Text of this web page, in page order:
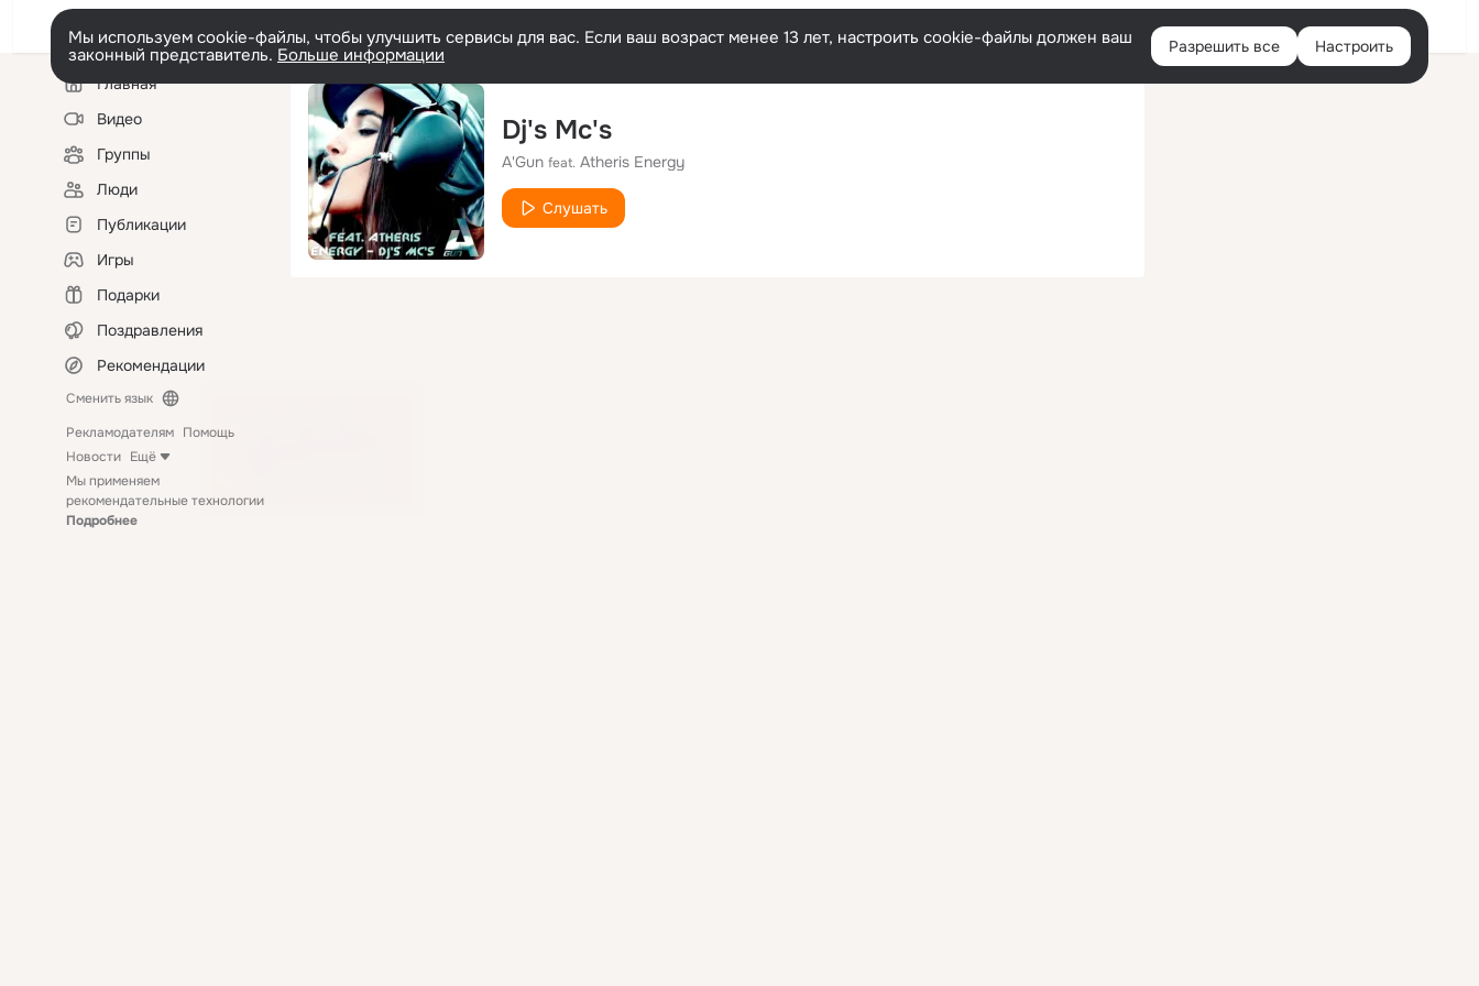
Войти
Мы используем cookie-файлы, чтобы улучшить сервисы для вас. Если ваш возраст менее 13 лет, настроить cookie-файлы должен ваш
законный представитель. Больше информации Разрешить все Настроить
Левая
колонкаГлавная
Видео
Группы
Люди
Публикации
Игры
Подарки
Поздравления
Рекомендации
Сменить язык
Рекламодателям Помощь
Новости Ещё
Мы применяем
рекомендательные технологии
Подробнее
Dj's Mc's
A'Gun feat. Atheris Energy
Слушать